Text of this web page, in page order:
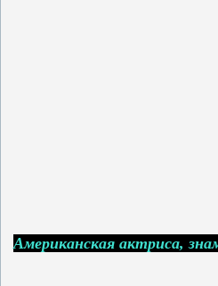
Американская актриса,